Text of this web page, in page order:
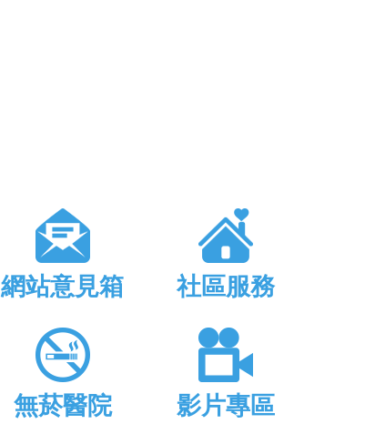
網站意見箱 社區服務
無菸醫院 影片專區